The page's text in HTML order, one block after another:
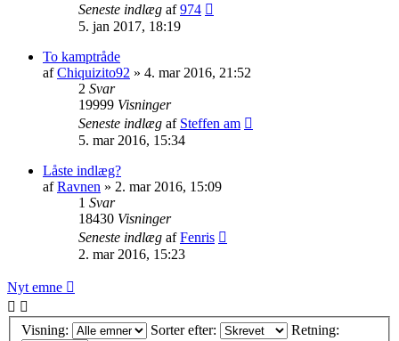
Seneste indlæg af974
5. jan 2017, 18:19
To kamptråde
afChiquizito92 » 4. mar 2016, 21:52
2 Svar
19999 Visninger
Seneste indlæg af Steffen am
5. mar 2016, 15:34
Låste indlæg?
afRavnen » 2. mar 2016, 15:09
1 Svar
18430 Visninger
Seneste indlæg afFenris
2. mar 2016, 15:23
Nyt emne
Visning: Sorter efter: Retning: